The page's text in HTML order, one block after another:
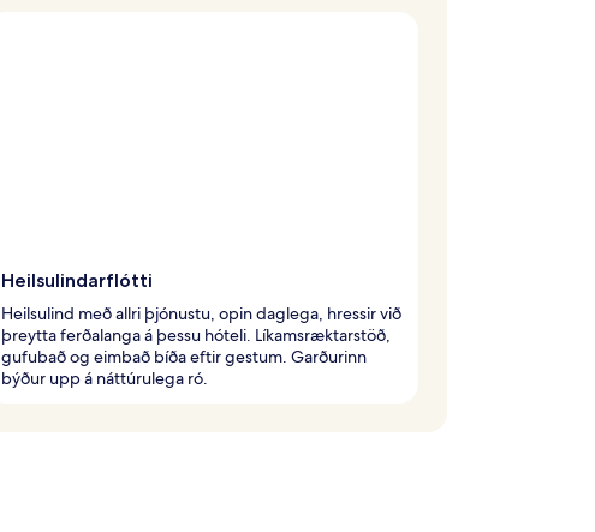
Heilsulindarflótti
Heilsulind með allri þjónustu, opin daglega, hressir við
þreytta ferðalanga á þessu hóteli. Líkamsræktarstöð,
gufubað og eimbað bíða eftir gestum. Garðurinn
býður upp á náttúrulega ró.